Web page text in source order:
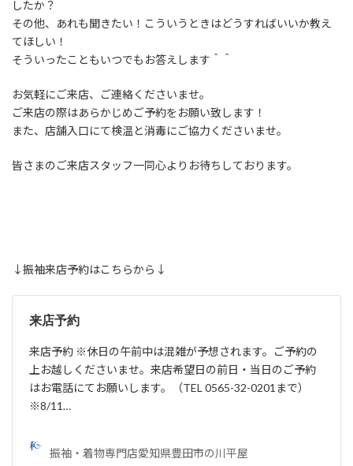
したか？
その他、あれも聞きたい！こういうときはどうすればいいか教え
てほしい！
そういったこともいつでもお答えします＾＾
お気軽にご来店、ご連絡くださいませ。
ご来店の際はあらかじめご予約をお願い致します！
また、店舗入口にて検温と消毒にご協力くださいませ。
皆さまのご来店スタッフ一同心よりお待ちしております。
↓振袖来店予約はこちらから↓
来店予約
来店予約 ※休日の午前中は混雑が予想されます。ご予約の
上お越しくださいませ。来店希望日の前日・当日のご予約
はお電話にてお願いします。（TEL 0565-32-0201まで）
※8/11…
振袖・着物専門店愛知県豊田市の川平屋